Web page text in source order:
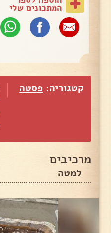
המתכונים שלי
קטגוריה: פסטה
מרכיבים
למטה